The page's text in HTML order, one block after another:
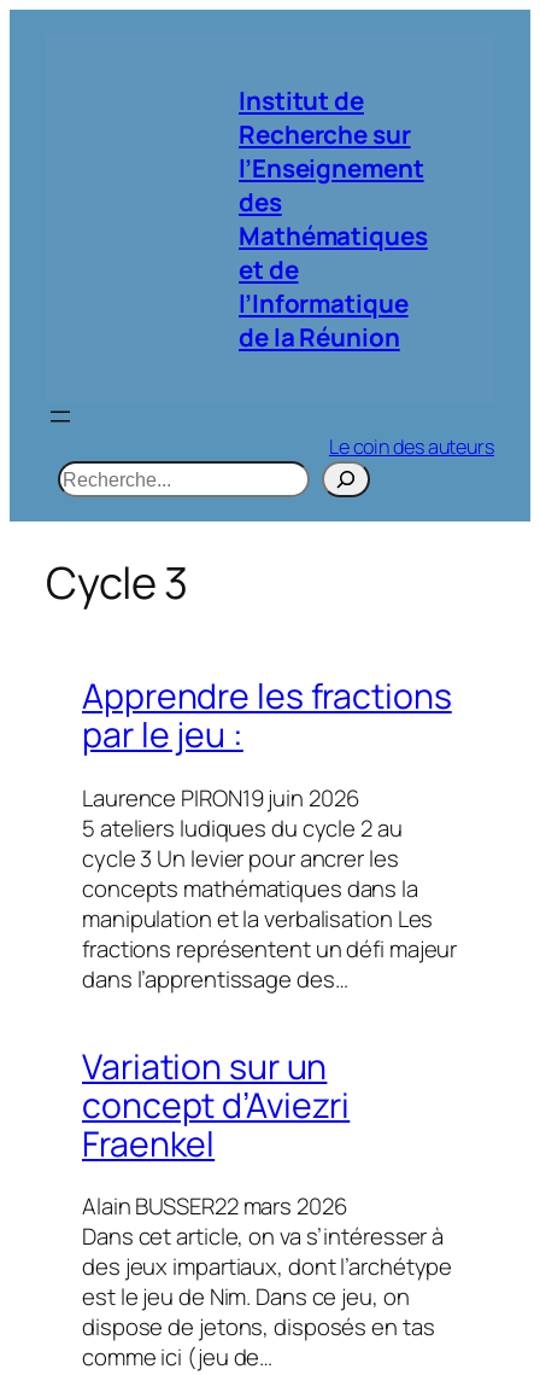
Institut de
Recherche sur
l’Enseignement
des
Mathématiques
et de
l’Informatique
de la Réunion
Le coin des auteurs
R
e
h
e
Cycle 3
Apprendre les fractions
par le jeu :
Laurence PIRON19 juin 2026
5 ateliers ludiques du cycle 2 au
cycle 3 Un levier pour ancrer les
concepts mathématiques dans la
manipulation et la verbalisation Les
fractions représentent un défi majeur
dans l’apprentissage des…
Variation sur un
concept d’Aviezri
Fraenkel
Alain BUSSER22 mars 2026
Dans cet article, on va s’intéresser à
des jeux impartiaux, dont l’archétype
est le jeu de Nim. Dans ce jeu, on
dispose de jetons, disposés en tas
comme ici (jeu de…